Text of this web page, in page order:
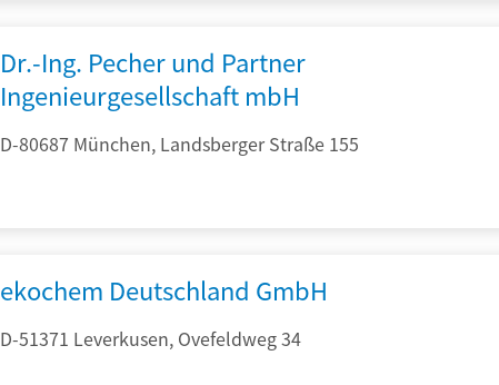
Dr.-Ing. Pecher und Partner
Ingenieurgesellschaft mbH
D-80687 München, Landsberger Straße 155
ekochem Deutschland GmbH
D-51371 Leverkusen, Ovefeldweg 34